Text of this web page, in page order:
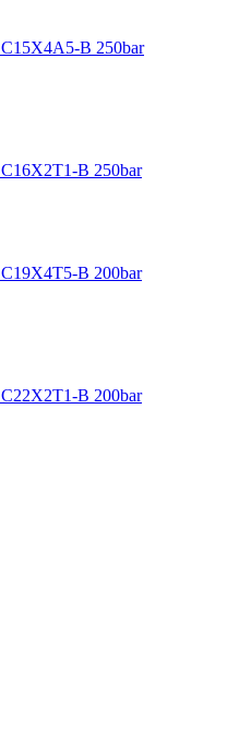
B 250bar
B 250bar
B 200bar
B 200bar